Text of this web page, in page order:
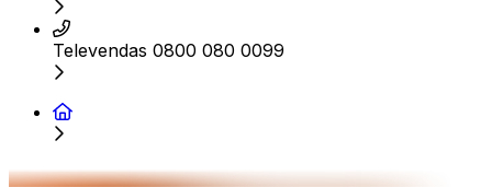
Televendas 0800 080 0099